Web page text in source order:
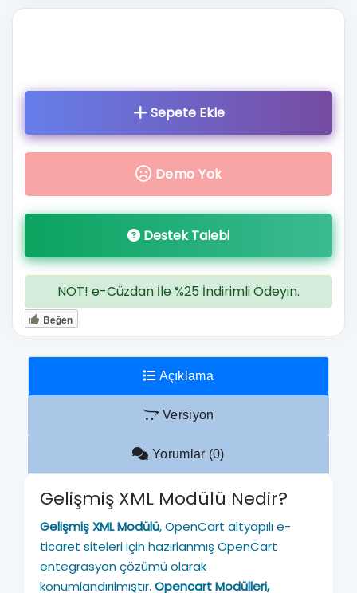
SepeteEkle
Demo Yok
Destek Talebi
NOT! e-Cüzdan İle %25 İndirimli Ödeyin.
Beğen
Açıklama
Versiyon
Yorumlar (0)
Gelişmiş XML Modülü Nedir?
Gelişmiş XML Modülü, OpenCart altyapılı e-
ticaret siteleri için hazırlanmış OpenCart
entegrasyon çözümü olarak
konumlandırılmıştır. Opencart Modülleri,